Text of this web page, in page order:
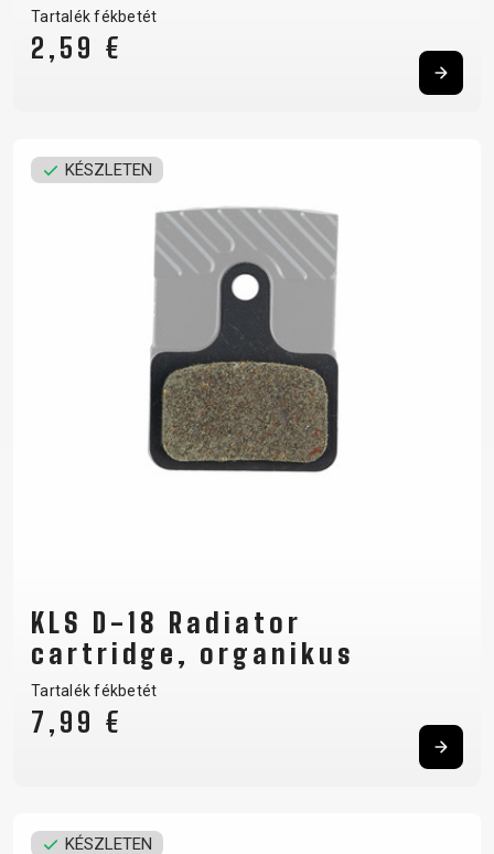
Tartalék fékbetét
2,59 €
KÉSZLETEN
KLS D-18 Radiator
cartridge, organikus
Tartalék fékbetét
7,99 €
KÉSZLETEN